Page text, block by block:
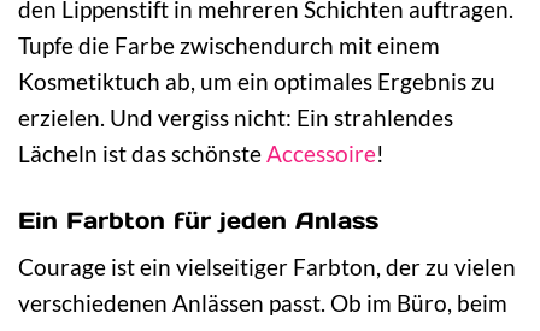
den Lippenstift in mehreren Schichten auftragen.
Tupfe die Farbe zwischendurch mit einem
Kosmetiktuch ab, um ein optimales Ergebnis zu
erzielen. Und vergiss nicht: Ein strahlendes
Lächeln ist das schönsteAccessoire!
Ein Farbton für jeden Anlass
Courage ist ein vielseitiger Farbton, der zu vielen
verschiedenen Anlässen passt. Ob im Büro, beim